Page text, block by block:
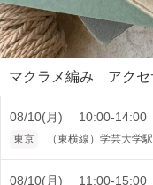
マクラメ編み アクセ
08/10(月) 10:00-14:00
東京 （東横線）学芸大学
08/10(月) 11:00-15:00